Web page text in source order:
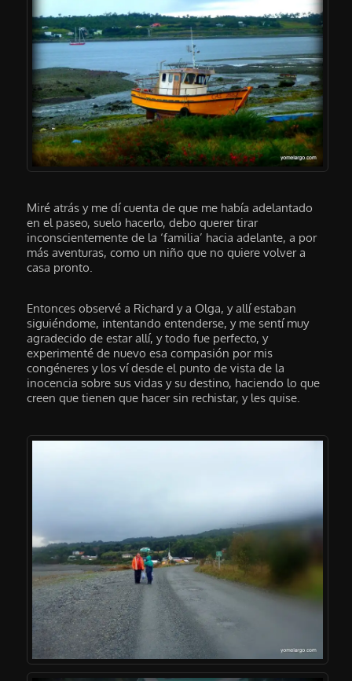
Miré atrás y me dí cuenta de que me había adelantado
en el paseo, suelo hacerlo, debo querer tirar
inconscientemente de la ‘familia’ hacia adelante, a por
más aventuras, como un niño que no quiere volver a
casa pronto.
Entonces observé a Richard y a Olga, y allí estaban
siguiéndome, intentando entenderse, y me sentí muy
agradecido de estar allí, y todo fue perfecto, y
experimenté de nuevo esa compasión por mis
congéneres y los ví desde el punto de vista de la
inocencia sobre sus vidas y su destino, haciendo lo que
creen que tienen que hacer sin rechistar, y les quise.